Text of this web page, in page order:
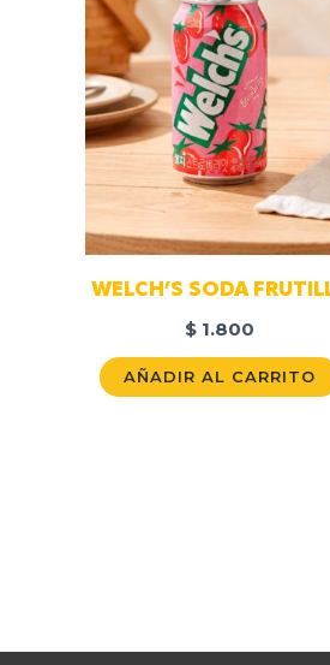
WELCH’S SODA
$ 1.800
AÑADIR AL CARRITO